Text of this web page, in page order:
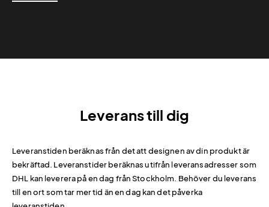
Leverans till dig
Leveranstiden beräknas från det att designen av din produkt är
bekräftad. Leveranstider beräknas utifrån leveransadresser som
DHL kan leverera på en dag från Stockholm. Behöver du leverans
till en ort som tar mer tid än en dag kan det påverka